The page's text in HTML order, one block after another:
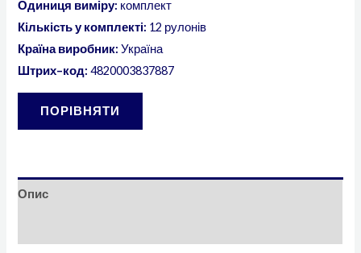
Одиниця виміру: комплект
Кількість у комплекті: 12 рулонів
Країна виробник: Україна
Штрих–код: 4820003837887
ПОРІВНЯТИ
Опис